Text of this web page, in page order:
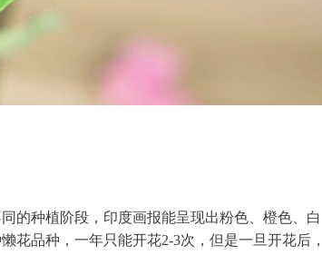
的种植阶段，印度画报能呈现出粉色、橙色、白
花品种，一年只能开花2-3次，但是一旦开花后，